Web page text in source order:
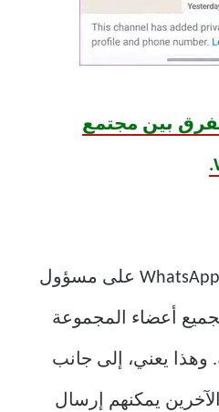
بين مجتمع
تحتوي كل مجموعة في WhatsApp على مسؤول
أعضاء المجموعة
وهذا يعني، إلى جانب
يمكنهم إرسال